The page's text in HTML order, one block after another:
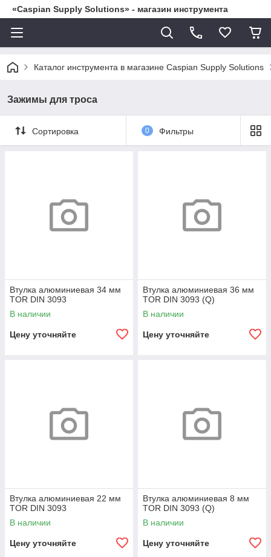
«Caspian Supply Solutions» - магазин инструмента
Каталог инструмента в магазине Caspian Supply Solutions
Зажимы для троса
Сортировка 0 Фильтры
Втулка алюминиевая 34 мм
TOR DIN 3093
В наличии
Цену уточняйте
Втулка алюминиевая 36 мм
TOR DIN 3093 (Q)
В наличии
Цену уточняйте
Втулка алюминиевая 22 мм
TOR DIN 3093
В наличии
Цену уточняйте
Втулка алюминиевая 8 мм
TOR DIN 3093 (Q)
В наличии
Цену уточняйте